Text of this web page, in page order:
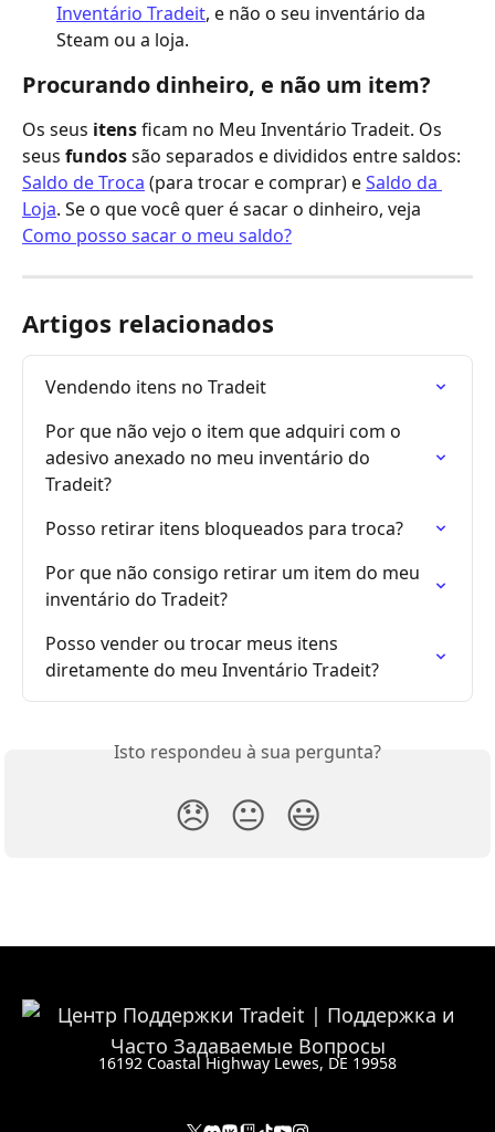
Inventário Tradeit, e não o seu inventário da
Steam ou a loja.
Procurando dinheiro, e não um item?
Os seus itens ficam no Meu Inventário Tradeit. Os
seus fundos são separados e divididos entre saldos:
Saldo de Troca (para trocar e comprar) e Saldo da
Loja. Se o que você quer é sacar o dinheiro, veja
Como posso sacar o meu saldo?
Artigos relacionados
Vendendo itens no Tradeit
Por que não vejo o item que adquiri com o
adesivo anexado no meu inventário do
Tradeit?
Posso retirar itens bloqueados para troca?
Por que não consigo retirar um item do meu
inventário do Tradeit?
Posso vender ou trocar meus itens
diretamente do meu Inventário Tradeit?
Isto respondeu à sua pergunta?
😞 😐 😃
16192 Coastal Highway Lewes, DE 19958